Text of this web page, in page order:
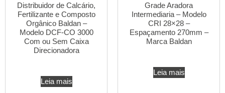
Distribuidor de Calcário,
Fertilizante e Composto
Orgânico Baldan –
Modelo DCF-CO 3000
Com ou Sem Caixa
Direcionadora
Leia mais
Grade Aradora
Intermediaria – Modelo
CRI 28×28 –
Espaçamento 270mm –
Marca Baldan
Leia mais